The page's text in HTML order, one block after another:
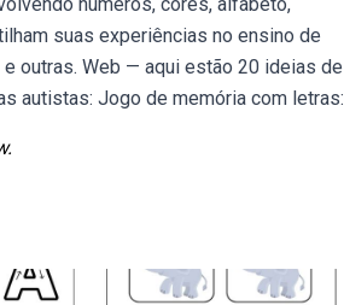
suas experiências no ensino de
outras. Web — aqui estão 20 ideias de
autistas: Jogo de memória com letras: